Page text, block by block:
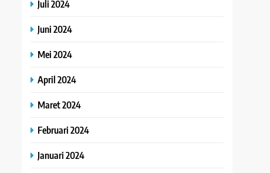
Juli 2024
Juni 2024
Mei 2024
April 2024
Maret 2024
Februari 2024
Januari 2024